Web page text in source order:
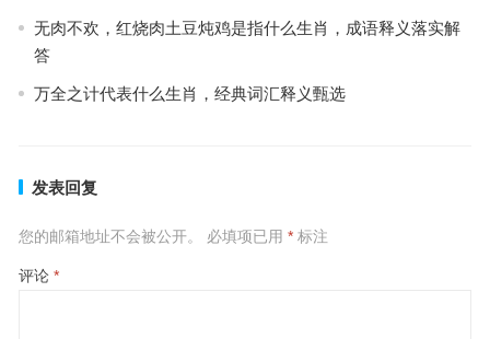
无肉不欢，红烧肉土豆炖鸡是指什么生肖，成语释义落实解
答
万全之计代表什么生肖，经典词汇释义甄选
发表回复
您的邮箱地址不会被公开。 必填项已用 *标注
评论 *